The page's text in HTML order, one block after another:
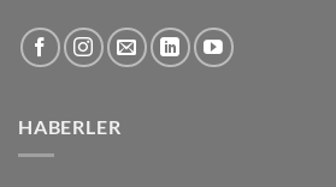
HABERLER